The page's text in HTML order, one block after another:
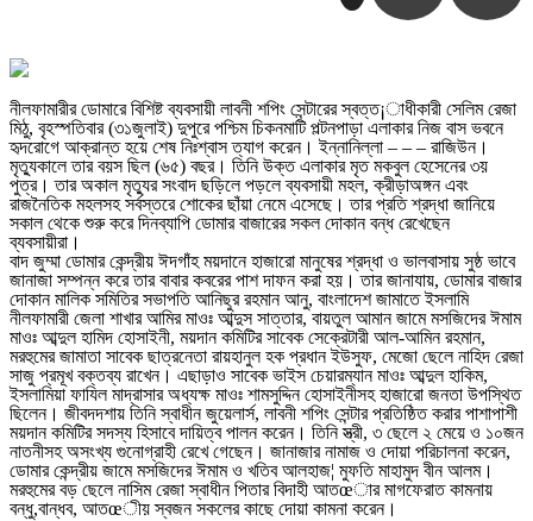
নীলফামারীর ডোমারে বিশিষ্ট ব্যবসায়ী লাবনী শপিং সেন্টারের স্বত্ত¡াধীকারী সেলিম রেজা
মিঠু, বৃহস্পতিবার (৩১জুলাই) দুপুরে পশ্চিম চিকনমাটি পল্টনপাড়া এলাকার নিজ বাস ভবনে
হৃদরোগে আক্রান্ত হয়ে শেষ নিঃশ্বাস ত্যাগ করেন। ইন্নানিল্লা – – – রাজিউন।
মৃত্যুকালে তার বয়স ছিল (৬৫) বছর। তিনি উক্ত এলাকার মৃত মকবুল হেসেনের ৩য়
পুত্র। তার অকাল মৃত্যুর সংবাদ ছড়িলে পড়লে ব্যবসায়ী মহল, ক্রীড়াঅঙ্গন এবং
রাজনৈতিক মহলসহ সর্বস্তরে শোকের ছাঁয়া নেমে এসেছে। তার প্রতি শ্রদ্ধা জানিয়ে
সকাল থেকে শুরু করে দিনব্যাপি ডোমার বাজারের সকল দোকান বন্ধ রেখেছেন
ব্যবসায়ীরা।
বাদ জুম্মা ডোমার কেন্দ্রীয় ঈদগাঁহ ময়দানে হাজারো মানুষের শ্রদ্ধা ও ভালবাসায় সুষ্ঠ ভাবে
জানাজা সম্পন্ন করে তার বাবার কবরের পাশ দাফন করা হয়। তার জানাযায়, ডোমার বাজার
দোকান মালিক সমিতির সভাপতি আনিছুর রহমান আনু, বাংলাদেশ জামাতে ইসলামি
নীলফামারী জেলা শাখার আমির মাওঃ আব্দুস সাত্তার, বায়তুল আমান জামে মসজিদের ঈমাম
মাওঃ আব্দুল হামিদ হোসাইনী, ময়দান কমিটির সাবেক সেক্রেটারী আল-আমিন রহমান,
মরহুমের জামাতা সাবেক ছাত্রনেতা রায়হানুল হক প্রধান ইউসুফ, মেজো ছেলে নাহিদ রেজা
সাজু প্রমূখ বক্তব্য রাখেন। এছাড়াও সাবেক ভাইস চেয়ারম্যান মাওঃ আব্দুল হাকিম,
ইসলামিয়া ফাযিল মাদ্রাসার অধ্যক্ষ মাওঃ শামসুদ্দিন হোসাইনীসহ হাজারো জনতা উপস্থিত
ছিলেন। জীবদদশায় তিনি স্বাধীন জুয়েলার্স, লাবনী শপিং সেন্টার প্রতিষ্ঠিত করার পাশাপাশী
ময়দান কমিটির সদস্য হিসাবে দায়িত্ব পালন করেন। তিনি স্ত্রী, ৩ ছেলে ২ মেয়ে ও ১০জন
নাতনীসহ অসংখ্য গুনোগ্রাহী রেখে গেছেন। জানাজার নামাজ ও দোয়া পরিচালনা করেন,
ডোমার কেন্দ্রীয় জামে মসজিদের ঈমাম ও খতিব আলহাজ¦ মুফতি মাহামুদ বীন আলম।
মরহুমের বড় ছেলে নাসিম রেজা স্বাধীন পিতার বিদাহী আতœার মাগফেরাত কামনায়
বন্ধু,বান্ধব, আতœীয় স্বজন সকলের কাছে দোয়া কামনা করেন।